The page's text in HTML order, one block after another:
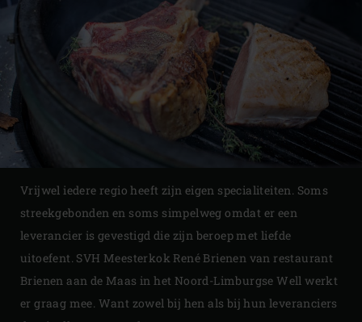
Vrijwel iedere regio heeft zijn eigen specialiteiten. Soms
streekgebonden en soms simpelweg omdat er een
leverancier is gevestigd die zijn beroep met liefde
uitoefent. SVH Meesterkok René Brienen van restaurant
Brienen aan de Maas in het Noord-Limburgse Well werkt
er graag mee. Want zowel bij hen als bij hun leveranciers